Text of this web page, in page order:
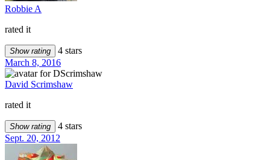
Robbie A
rated it
Show rating
4 stars
March 8, 2016
David Scrimshaw
rated it
Show rating
4 stars
Sept. 20, 2012